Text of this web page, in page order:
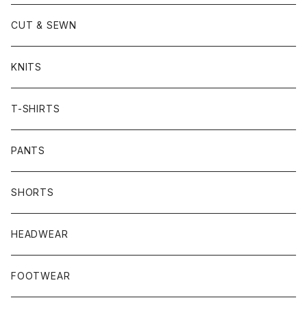
CUT & SEWN
KNITS
T-SHIRTS
PANTS
SHORTS
HEADWEAR
FOOTWEAR